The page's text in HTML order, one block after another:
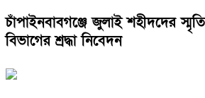
চাঁপাইনবাবগঞ্জে জুলাই শহীদদের
বিভাগের শ্রদ্ধা নিবেদন